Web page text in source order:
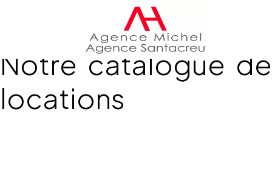
Notre catalogue de
locations